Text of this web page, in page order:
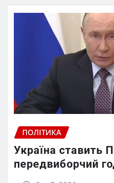
ПОЛІТИКА
Україна ставить
передвиборчий